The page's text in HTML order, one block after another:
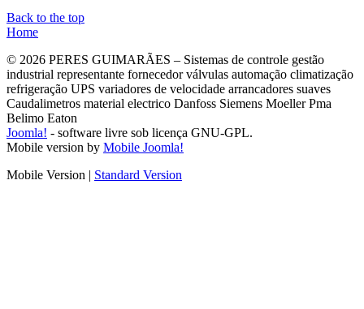
Back to the top
Home
© 2026 PERES GUIMARÃES – Sistemas de controle gestão
industrial representante fornecedor válvulas automação climatização
refrigeração UPS variadores de velocidade arrancadores suaves
Caudalimetros material electrico Danfoss Siemens Moeller Pma
Belimo Eaton
Joomla! - software livre sob licença GNU-GPL.
Mobile version by Mobile Joomla!
Mobile Version | Standard Version